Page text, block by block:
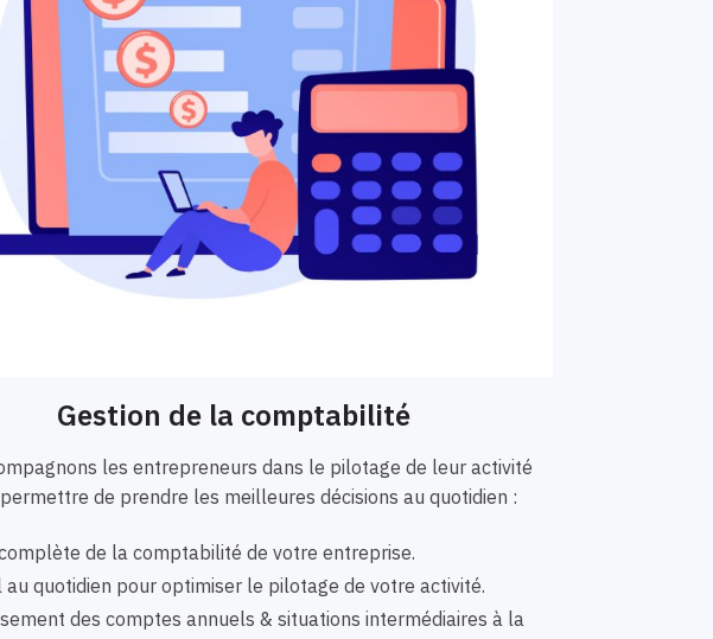
Gestion de la comptabilité
les entrepreneurs dans le pilotage de leur activité
de prendre les meilleures décisions au quotidien :
de la comptabilité de votre entreprise.
au quotidien pour optimiser le pilotage de votre activité.
des comptes annuels & situations intermédiaires à la